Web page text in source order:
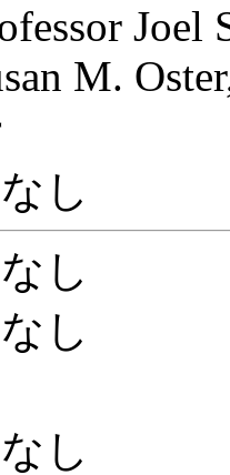
Joel
Oster,
し
し